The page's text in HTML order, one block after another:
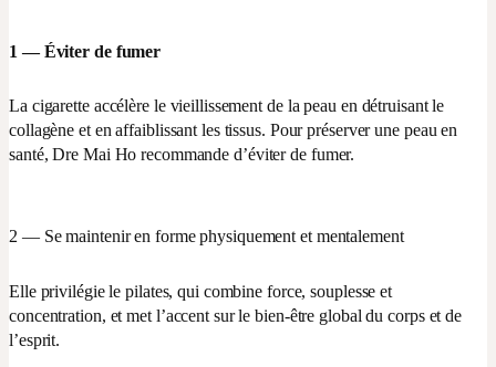
1 — Éviter de fumer
La cigarette accélère le vieillissement de la peau en détruisant le
collagène et en affaiblissant les tissus. Pour préserver une peau en
santé, Dre Mai Ho recommande d’éviter de fumer.
2 — Se maintenir en forme physiquement et mentalement
Elle privilégie le pilates, qui combine force, souplesse et
concentration, et met l’accent sur le bien-être global du corps et de
l’esprit.